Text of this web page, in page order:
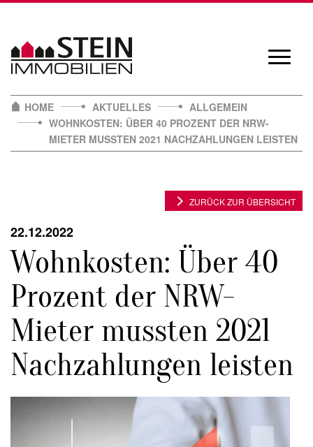
content
HOME
AKTUELLES
ALLGEMEIN
WOHNKOSTEN: ÜBER 40 PROZENT DER NRW-
MIETER MUSSTEN 2021 NACHZAHLUNGEN LEISTEN
22.12.2022
Wohnkosten: Über 40
Prozent der NRW-
Mieter mussten 2021
Nachzahlungen leisten
ZURÜCK ZUR ÜBERSICHT